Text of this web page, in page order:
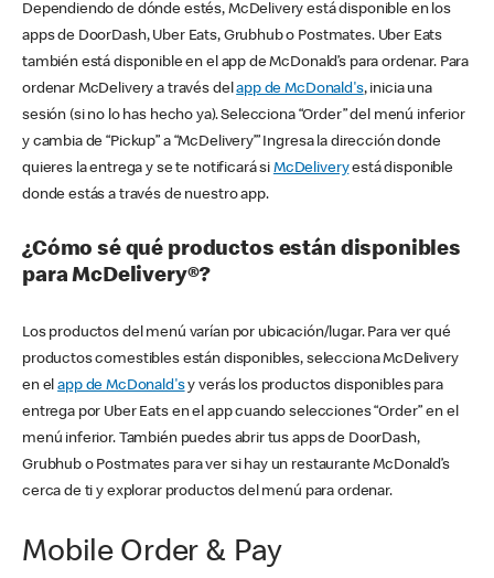
Dependiendo de dónde estés, McDelivery está disponible en los
apps de DoorDash, Uber Eats, Grubhub o Postmates. Uber Eats
también está disponible en el app de McDonald’s para ordenar. Para
ordenar McDelivery a través delapp de McDonald's, inicia una
sesión (si no lo has hecho ya). Selecciona “Order” del menú inferior
y cambia de “Pickup” a “McDelivery’” Ingresa la dirección donde
quieres la entrega y se te notificará si McDeliveryestá disponible
donde estás a través de nuestro app.
¿Cómo sé qué productos están disponibles
para McDelivery®?
Los productos del menú varían por ubicación/lugar. Para ver qué
productos comestibles están disponibles, selecciona McDelivery
en elapp de McDonald'sy verás los productos disponibles para
entrega por Uber Eats en el app cuando selecciones “Order” en el
menú inferior. También puedes abrir tus apps de DoorDash,
Grubhub o Postmates para ver si hay un restaurante McDonald’s
cerca de ti y explorar productos del menú para ordenar.
Mobile Order & Pay